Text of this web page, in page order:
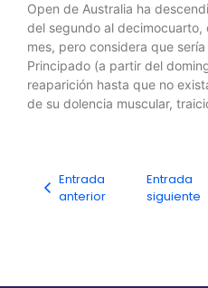
Open de Australia ha
del segundo al decimocuarto,
mes, pero considera que
Principado (a partir del
reaparición hasta que no
de su dolencia muscular,
Entrada
anterior
Entrada
siguiente